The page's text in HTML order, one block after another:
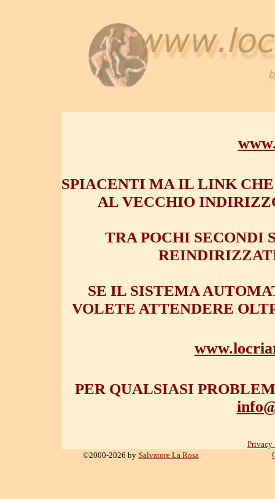
SPIACENTI MA IL LINK
AL VECCHIO
TRA POCHI SECONDI
SE IL SISTEMA
VOLETE ATTENDERE
PER QUALSIASI
Privacy
©2000-2026 by Salvatore La Rosa